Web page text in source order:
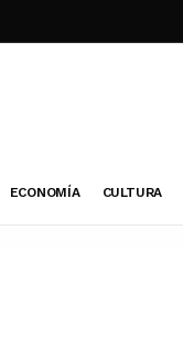
ECONOMÍA CULTURA